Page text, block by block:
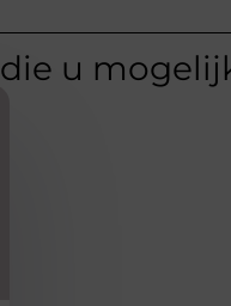
die u